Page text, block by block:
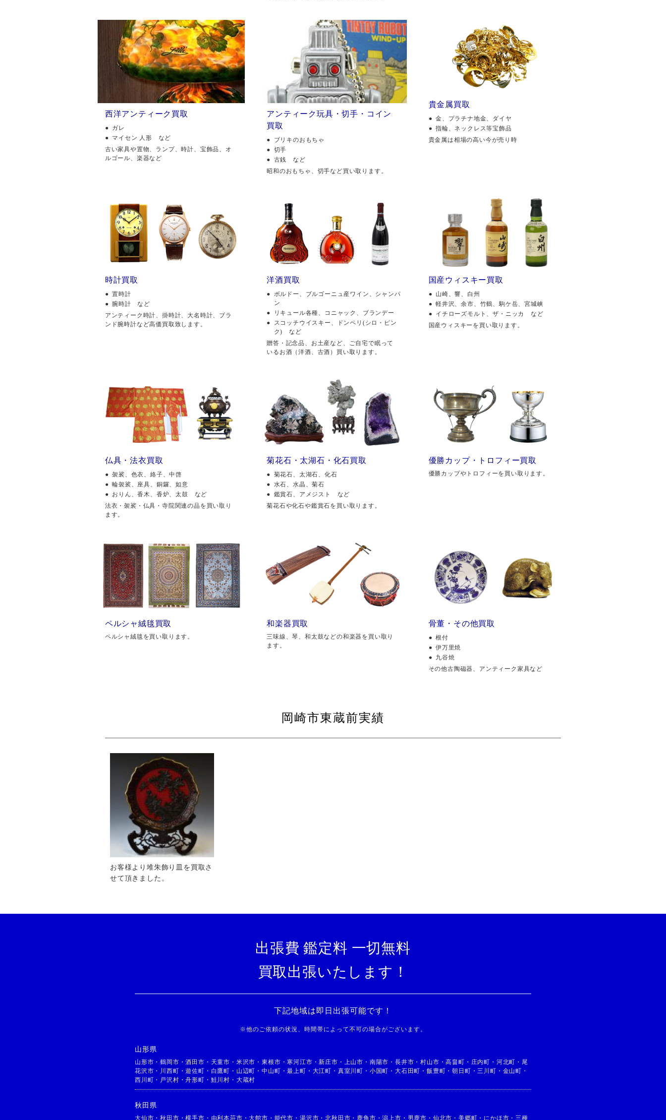
西洋アンティーク買取
ガレ
マイセン 人形 など
古い家具や置物、ランプ、時計、宝飾品、オ
ルゴール、楽器など
アンティーク玩具・切手・コイン
買取
ブリキのおもちゃ
切手
古銭 など
昭和のおもちゃ、切手など買い取ります。
貴金属買取
金、プラチナ地金、ダイヤ
指輪、ネックレス等宝飾品
貴金属は相場の高い今が売り時
時計買取
置時計
腕時計 など
アンティーク時計、掛時計、大名時計、ブラ
ンド腕時計など高価買取致します。
洋酒買取
ボルドー、ブルゴーニュ産ワイン、シャンパ
ン
リキュール各種、コニャック、ブランデー
スコッチウイスキー、ドンペリ(シロ・ピン
ク) など
贈答・記念品、お土産など、ご自宅で眠って
いるお酒（洋酒、古酒）買い取ります。
国産ウィスキー買取
山崎、響、白州
軽井沢、余市、竹鶴、駒ケ岳、宮城峡
イチローズモルト、ザ・ニッカ など
国産ウィスキーを買い取ります。
仏具・法衣買取
袈裟、色衣、絡子、中啓
輪袈裟、座具、銅鑼、如意
おりん、香木、香炉、太鼓 など
法衣・袈裟・仏具・寺院関連の品を買い取り
ます。
菊花石・太湖石・化石買取
菊花石、太湖石、化石
水石、水晶、菊石
鑑賞石、アメジスト など
菊花石や化石や鑑賞石を買い取ります。
優勝カップ・トロフィー買取
優勝カップやトロフィーを買い取ります。
ペルシャ絨毯買取
ペルシャ絨毯を買い取ります。
和楽器買取
三味線、琴、和太鼓などの和楽器を買い取り
ます。
骨董・その他買取
根付
伊万里焼
九谷焼
その他古陶磁器、アンティーク家具など
岡崎市東蔵前実績
お客様より堆朱飾り皿を買取さ
せて頂きました。
出張費 鑑定料 一切無料
買取出張いたします！
下記地域は即日出張可能です！
※他のご依頼の状況、時間帯によって不可の場合がございます。
山形県
山形市 ・鶴岡市 ・酒田市 ・ 天童市 ・ 米沢市 ・東根市 ・寒河江市 ・新庄市 ・ 上山市 ・ 南陽市 ・ 長井市 ・村山市 ・高畠町 ・ 庄内町 ・ 河北町 ・ 尾
花沢市 ・ 川西町 ・遊佐町 ・ 白鷹町 ・ 山辺町 ・中山町 ・最上町 ・ 大江町 ・ 真室川町 ・ 小国町 ・ 大石田町 ・ 飯豊町 ・朝日町 ・ 三川町 ・ 金山町 ・
西川町 ・ 戸沢村 ・舟形町 ・ 鮭川村 ・ 大蔵村
秋田県
大仙市 ・秋田市 ・横手市 ・ 由利本荘市 ・大館市 ・ 能代市 ・ 湯沢市 ・北秋田市 ・ 鹿角市 ・潟上市 ・ 男鹿市 ・ 仙北市 ・美郷町 ・ にかほ市 ・ 三種